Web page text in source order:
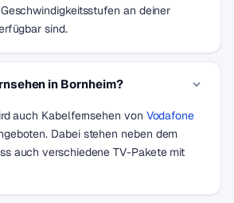
an deiner
sind.
in Bornheim?
auch Kabelfernsehen von Vodafone
Dabei stehen neben dem
auch verschiedene TV-Pakete mit